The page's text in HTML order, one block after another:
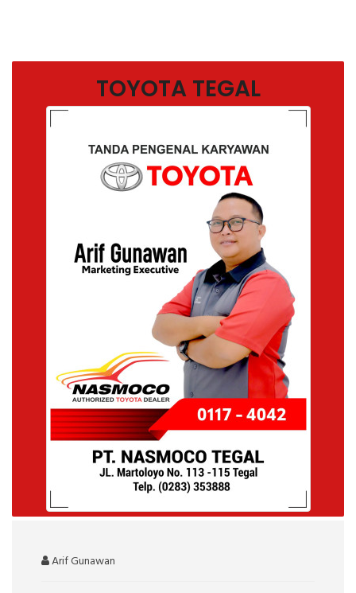
TOYOTA TEGAL
Arif Gunawan